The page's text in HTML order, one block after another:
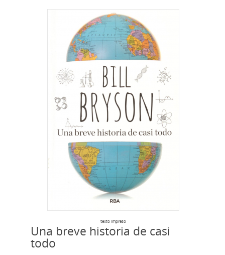
texto impreso
Una breve historia de casi
todo